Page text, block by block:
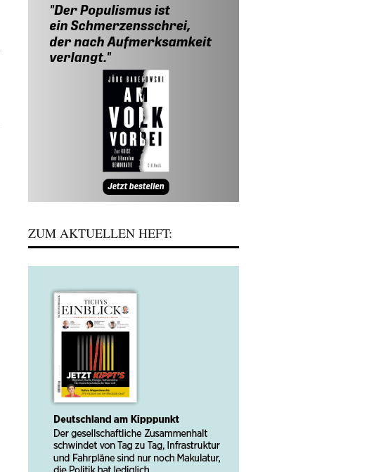
ZUM AKTUELLEN HEFT: